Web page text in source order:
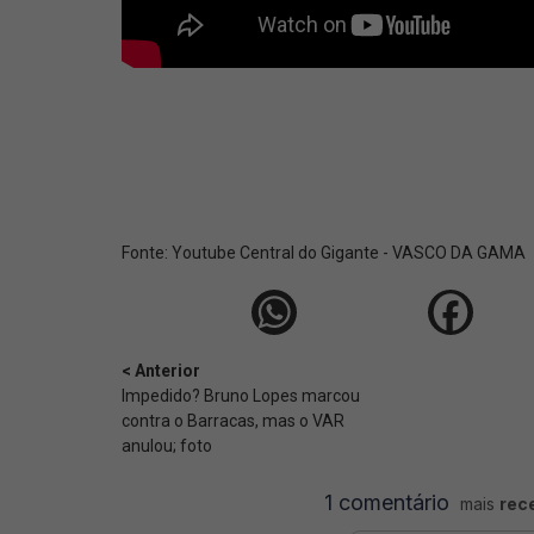
Fonte: Youtube Central do Gigante - VASCO DA GAMA
< Anterior
Impedido? Bruno Lopes marcou
contra o Barracas, mas o VAR
anulou; foto